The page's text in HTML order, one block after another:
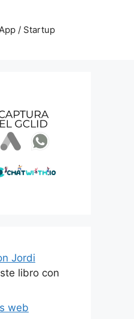
/ Startup
Jordi
libro con
web